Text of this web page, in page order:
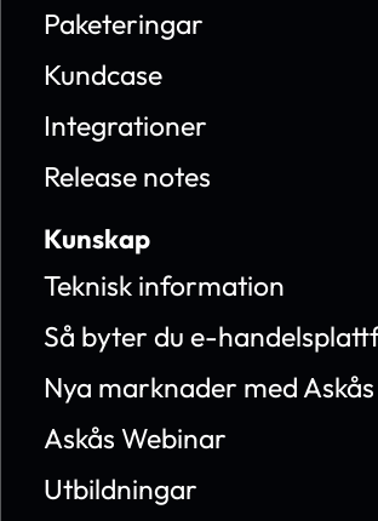
Paketeringar
Kundcase
Integrationer
Release notes
Kunskap
Teknisk information
Så byter du e-
Nya marknader med Askås
Askås Webinar
Utbildningar